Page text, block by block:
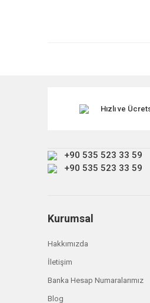
Bu ürüne benzer
Freelander 2 Arka
₺ 3.120,00
Hızlı ve
+90 535 523 33 59
+90 535 523 33 59
Kurumsal
Hakkımızda
İletişim
Banka Hesap Numaralarımız
Blog